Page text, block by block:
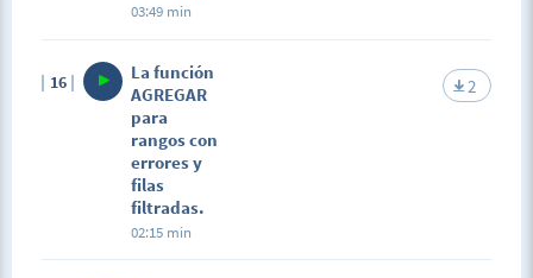
03:49 min
16
La función
AGREGAR
para
rangos con
errores y
filas
filtradas.
02:15 min
2